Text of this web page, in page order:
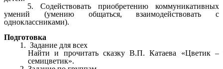
5. Содействовать приобретению коммуникативных
умений (умению общаться, взаимодействовать с
одноклассниками).
Подготовка
Задание для всех
Найти и прочитать сказку В.П. Катаева «Цветик –
семицветик».